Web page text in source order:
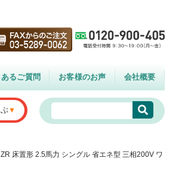
るご質問 お客様のお声 会社概要
床置形 2.5馬力 シングル 省エネ型 三相200V ワ